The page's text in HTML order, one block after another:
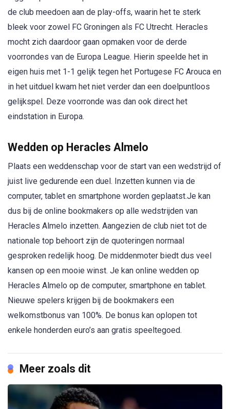
de club meedoen aan de play-offs, waarin het te sterk
bleek voor zowel FC Groningen als FC Utrecht. Heracles
mocht zich daardoor gaan opmaken voor de derde
voorrondes van de Europa League. Hierin speelde het in
eigen huis met 1-1 gelijk tegen het Portugese FC Arouca en
in het uitduel kwam het niet verder dan een doelpuntloos
gelijkspel. Deze voorronde was dan ook direct het
eindstation in Europa.
Wedden op Heracles Almelo
Plaats een weddenschap voor de start van een wedstrijd of
juist live gedurende een duel. Inzetten kunnen via de
computer, tablet en smartphone worden geplaatst.Je kan
dus bij de online bookmakers op alle wedstrijden van
Heracles Almelo inzetten. Aangezien de club niet tot de
nationale top behoort zijn de quoteringen normaal
gesproken redelijk hoog. De middenmoter biedt dus veel
kansen op een mooie winst. Je kan online wedden op
Heracles Almelo op de computer, smartphone en tablet.
Nieuwe spelers krijgen bij de bookmakers een
welkomstbonus van 100%. De bonus kan oplopen tot
enkele honderden euro’s aan gratis speeltegoed.
Meer zoals dit